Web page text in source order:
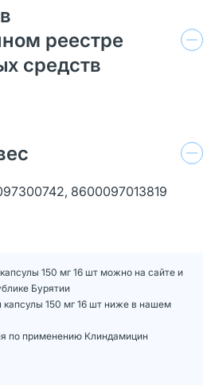
реестре
средств
8600097013819
150 мг 16 шт можно на сайте и
Бурятии
150 мг 16 шт ниже в нашем
по применению Клиндамицин